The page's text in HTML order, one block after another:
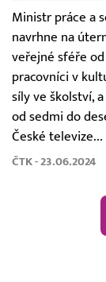
Ministr práce a
navrhne na
veřejné sféře
pracovníci v
síly ve školství,
od sedmi do
České televize...
ČTK - 23.06.2024